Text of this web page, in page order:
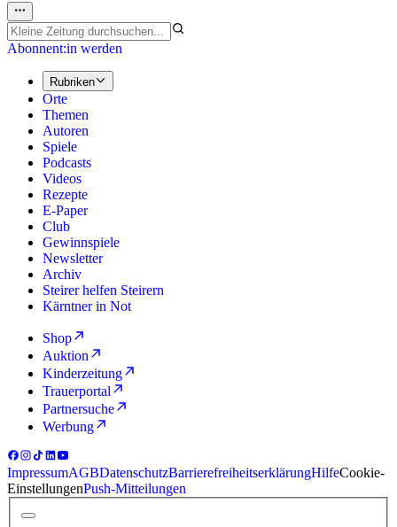
Abonnent:in werden
Rubriken
Orte
Themen
Autoren
Spiele
Podcasts
Videos
Rezepte
E-Paper
Club
Gewinnspiele
Newsletter
Archiv
Steirer helfen Steirern
Kärntner in Not
Shop
Auktion
Kinderzeitung
Trauerportal
Partnersuche
Werbung
ImpressumAGBDatenschutzBarrierefreiheitserklärungHilfeCookie-
EinstellungenPush-Mitteilungen